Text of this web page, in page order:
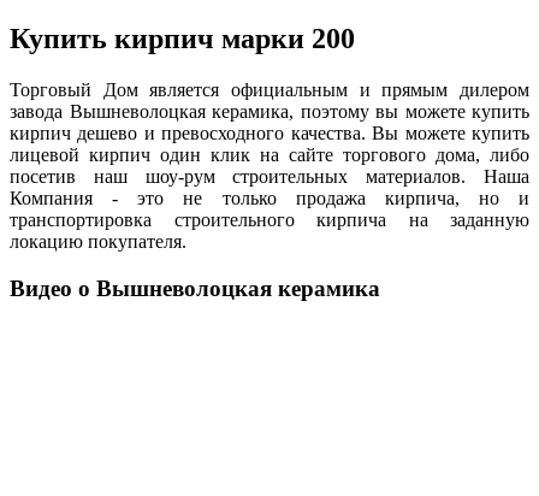
Купить кирпич марки 200
Торговый Дом является официальным и прямым дилером
завода Вышневолоцкая керамика, поэтому вы можете купить
кирпич дешево и превосходного качества. Вы можете купить
лицевой кирпич один клик на сайте торгового дома, либо
посетив наш шоу-рум строительных материалов. Наша
Компания - это не только продажа кирпича, но и
транспортировка строительного кирпича на заданную
локацию покупателя.
Видео о Вышневолоцкая керамика